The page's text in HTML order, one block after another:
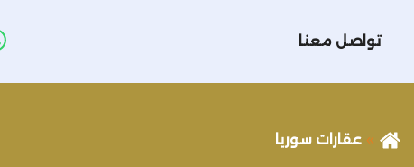
تواصل معنا
عقارات سوريا